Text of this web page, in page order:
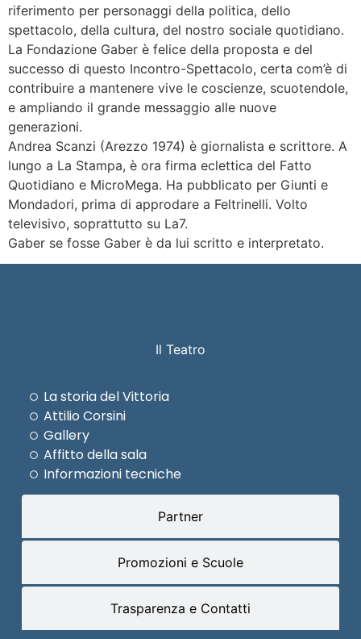
riferimento per personaggi della politica, dello
spettacolo, della cultura, del nostro sociale quotidiano.
La Fondazione Gaber è felice della proposta e del
successo di questo Incontro-Spettacolo, certa com’è di
contribuire a mantenere vive le coscienze, scuotendole,
e ampliando il grande messaggio alle nuove
generazioni.
Andrea Scanzi (Arezzo 1974) è giornalista e scrittore. A
lungo a La Stampa, è ora firma eclettica del Fatto
Quotidiano e MicroMega. Ha pubblicato per Giunti e
Mondadori, prima di approdare a Feltrinelli. Volto
televisivo, soprattutto su La7.
Gaber se fosse Gaber è da lui scritto e interpretato.
Il Teatro
Partner
Promozioni e Scuole
Trasparenza e Contatti
La storia del Vittoria
Attilio Corsini
Gallery
Affitto della sala
Informazioni tecniche